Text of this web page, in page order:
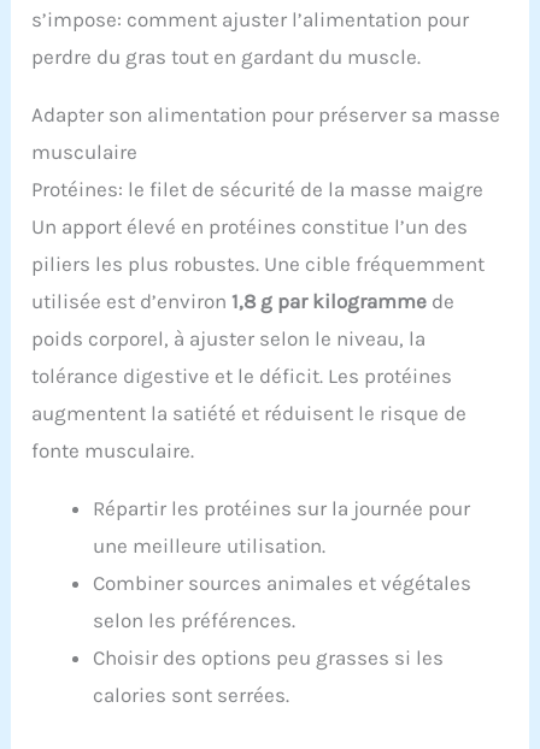
s’impose: comment ajuster l’alimentation pour
perdre du gras tout en gardant du muscle.
Adapter son alimentation pour préserver sa masse
musculaire
Protéines: le filet de sécurité de la masse maigre
Un apport élevé en protéines constitue l’un des
piliers les plus robustes. Une cible fréquemment
utilisée est d’environ1,8 g par kilogramme de
poids corporel, à ajuster selon le niveau, la
tolérance digestive et le déficit. Les protéines
augmentent la satiété et réduisent le risque de
fonte musculaire.
Répartir les protéines sur la journée pour
une meilleure utilisation.
Combiner sources animales et végétales
selon les préférences.
Choisir des options peu grasses si les
calories sont serrées.